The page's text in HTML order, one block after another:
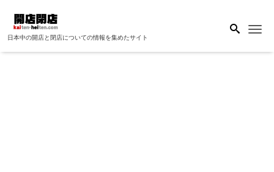
日本中の開店と閉店についての情報を集めたサイト